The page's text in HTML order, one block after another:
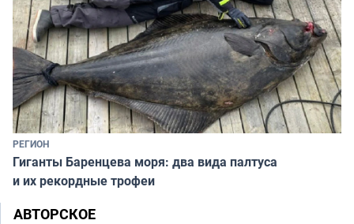
РЕГИОН
Гиганты Баренцева моря: два вида палтуса
и их рекордные трофеи
АВТОРСКОЕ